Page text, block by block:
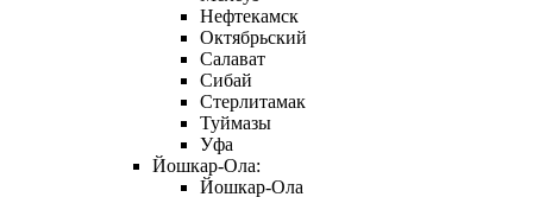
Нефтекамск
Октябрьский
Салават
Сибай
Стерлитамак
Туймазы
Уфа
Йошкар-Ола:
Йошкар-Ола